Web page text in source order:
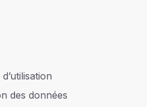
des données